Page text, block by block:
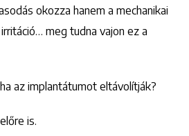
okozza hanem a mechanikai
meg tudna vajon ez a
az implantátumot eltávolítják?
is.